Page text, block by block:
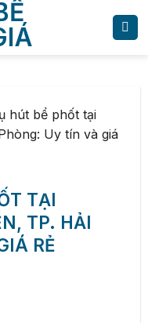
hút bể phốt tại
Uy tín và giá
TẠI
TP. HẢI
RẺ